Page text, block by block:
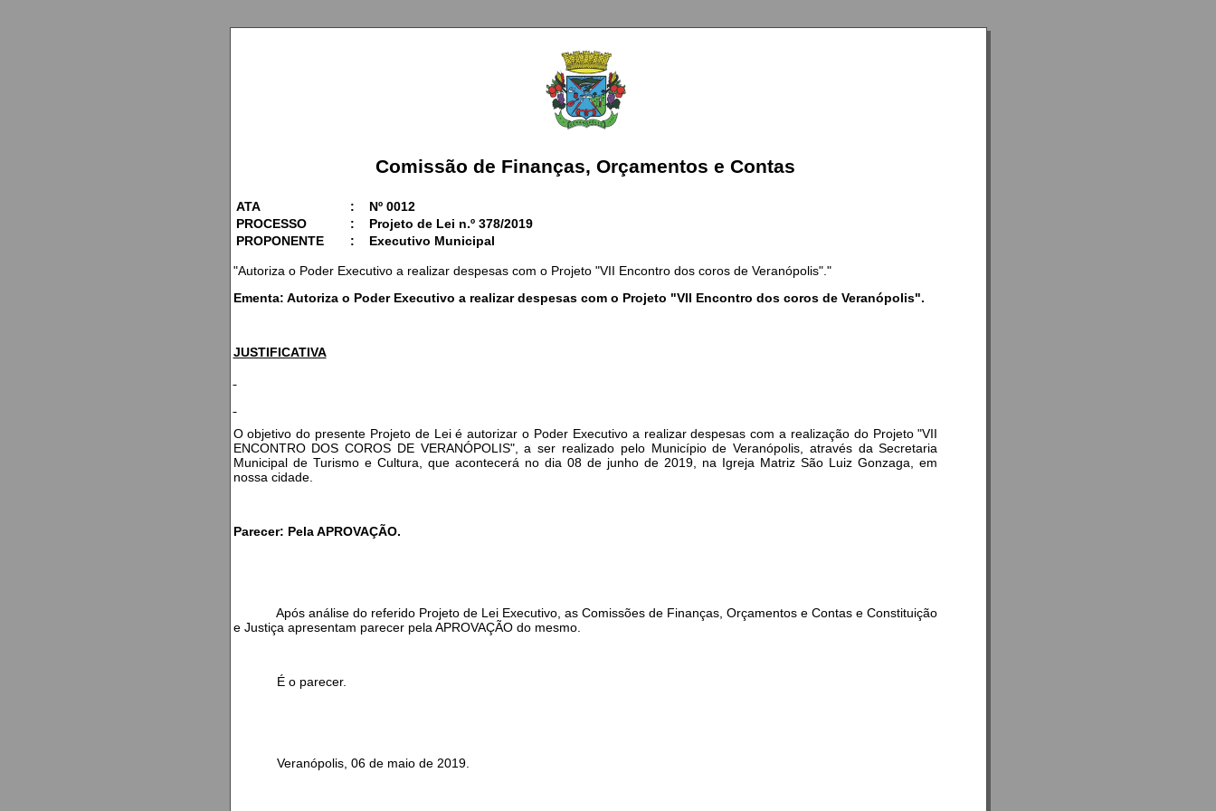
Comissão de Finanças, Orçamentos e Contas
ATA :
Nº 0012
PROCESSO
:
Projeto de Lei n.º 378/2019
PROPONENTE
: Executivo Municipal
"Autoriza o Poder Executivo a realizar despesas com o Projeto "VII Encontro dos coros de Veranópolis"."
Ementa: Autoriza o Poder Executivo a realizar despesas com o Projeto "VII Encontro dos coros de Veranópolis".
JUSTIFICATIVA
O objetivo do presente Projeto de Lei é autorizar o Poder Executivo a realizar despesas com a realização do Projeto "VII
ENCONTRO DOS COROS DE VERANÓPOLIS", a ser realizado pelo Município de Veranópolis, através da Secretaria
Municipal de Turismo e Cultura, que acontecerá no dia 08 de junho de 2019, na Igreja Matriz São Luiz Gonzaga, em
nossa cidade.
Parecer: Pela APROVAÇÃO.
Após análise do referido Projeto de Lei Executivo, as Comissões de Finanças, Orçamentos e Contas e Constituição
e Justiça apresentam parecer pela APROVAÇÃO do mesmo.
É o parecer.
Veranópolis, 06 de maio de 2019.